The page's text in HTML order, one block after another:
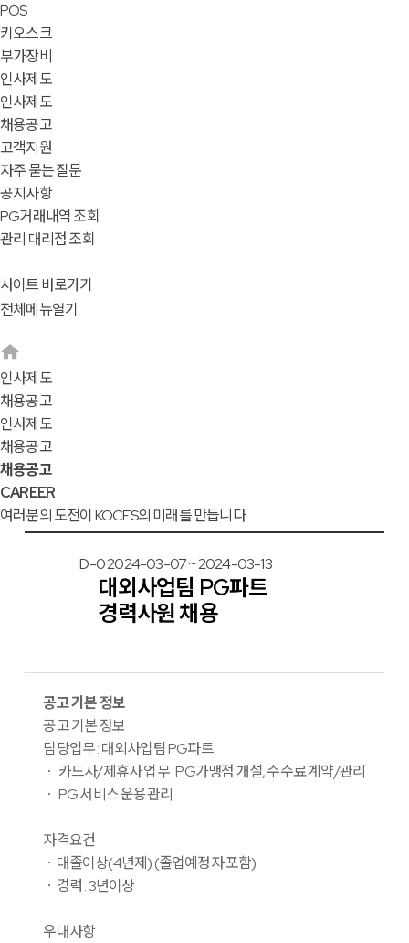
POS
키오스크
부가장비
인사제도
인사제도
채용공고
고객지원
자주 묻는 질문
공지사항
PG거래내역 조회
관리 대리점 조회
사이트 바로가기
전체메뉴열기
인사제도
채용공고
인사제도
채용공고
채용공고
CAREER
여러분의 도전이 KOCES의 미래를 만듭니다.
D-02024-03-07 ~ 2024-03-13
대외사업팀 PG파트
경력사원 채용
공고 기본 정보
공고 기본 정보
담당업무 : 대외사업팀 PG파트
ㆍ 카드사/제휴사 업무 : PG가맹점 개설, 수수료 계약/관리
ㆍ PG 서비스 운용관리
자격요건
ㆍ대졸이상(4년제) (졸업예정자 포함)
ㆍ경력 : 3년이상
우대사항